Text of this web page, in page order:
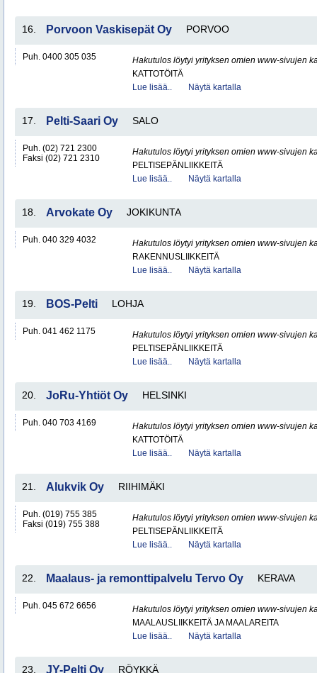
16. Porvoon Vaskisepät Oy PORVOO
Puh. 0400 305 035
Hakutulos löytyi yrityksen omien www-sivujen
KATTOTÖITÄ
Lue lisää..
Näytä kartalla
17. Pelti-Saari Oy SALO
Puh. (02) 721 2300
Faksi (02) 721 2310
Hakutulos löytyi yrityksen omien www-sivujen
PELTISEPÄNLIIKKEITÄ
Lue lisää..
Näytä kartalla
18. Arvokate Oy JOKIKUNTA
Puh. 040 329 4032
Hakutulos löytyi yrityksen omien www-sivujen
RAKENNUSLIIKKEITÄ
Lue lisää..
Näytä kartalla
19. BOS-Pelti LOHJA
Puh. 041 462 1175
Hakutulos löytyi yrityksen omien www-sivujen
PELTISEPÄNLIIKKEITÄ
Lue lisää..
Näytä kartalla
20. JoRu-Yhtiöt Oy HELSINKI
Puh. 040 703 4169
Hakutulos löytyi yrityksen omien www-sivujen
KATTOTÖITÄ
Lue lisää..
Näytä kartalla
21. Alukvik Oy RIIHIMÄKI
Puh. (019) 755 385
Faksi (019) 755 388
Hakutulos löytyi yrityksen omien www-sivujen
PELTISEPÄNLIIKKEITÄ
Lue lisää..
Näytä kartalla
22. Maalaus- ja remonttipalvelu Tervo Oy KERAVA
Puh. 045 672 6656
Hakutulos löytyi yrityksen omien www-sivujen
MAALAUSLIIKKEITÄ JA MAALAREITA
Lue lisää..
Näytä kartalla
23. JY-Pelti Oy RÖYKKÄ